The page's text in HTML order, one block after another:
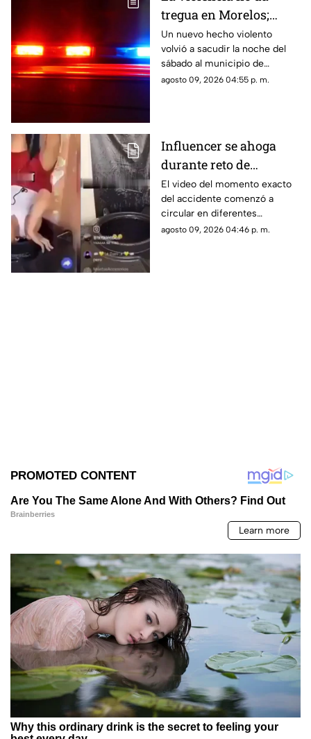
tregua en Morelos;
ejecutan a un hombre
en Jiutepec
Un nuevo hecho violento
volvió a sacudir la noche del
sábado al municipio de
Jiutepec.
agosto 09, 2026 04:55 p. m.
Influencer se ahoga
durante reto de
transmisión en vivo;
esto se sabe del caso
(+VIDEO)
El video del momento exacto
del accidente comenzó a
circular en diferentes
plataformas digitales.
agosto 09, 2026 04:46 p. m.